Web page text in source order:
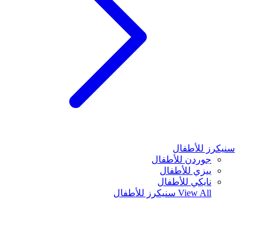
سنيكرز للأطفال
جوردن للأطفال
ييزي للأطفال
نايكي للأطفال
View All سنيكرز للأطفال